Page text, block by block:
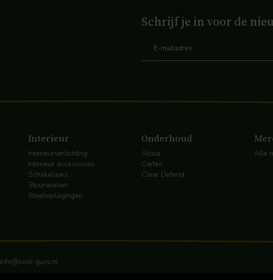
Schrijf je in voor de
Interieur
Interieurverlichting
Interieur accessoires
Schakelaars
Stuurwielen
Stoelverlagingen
Onderhoud
Alcoa
Cartec
Clear Defend
Alle
info@cool-guys.nl